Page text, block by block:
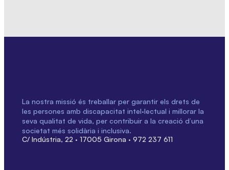
La nostra missió és treballar per garantir els drets de
les persones amb discapacitat intel·lectual i millorar la
seva qualitat de vida, per contribuir a la creació d’una
societat més solidària i inclusiva.
C/ Indústria, 22 · 17005 Girona · 972 237 611